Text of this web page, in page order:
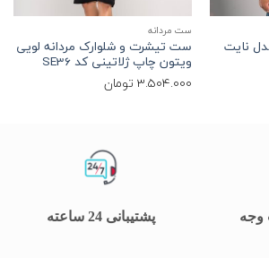
نایت
ست مردانه
ست تیشرت و شلوارک مردانه لویی
ویتون چاپ ژلاتینی کد SE36
3.504.000تومان
پشتیبانی 24 ساعته